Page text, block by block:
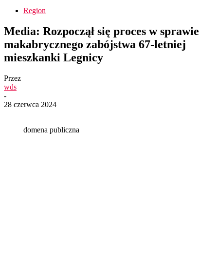
Region
Media: Rozpoczął się proces w sprawie
makabrycznego zabójstwa 67-letniej
mieszkanki Legnicy
Przez
wds
-
28 czerwca 2024
domena publiczna